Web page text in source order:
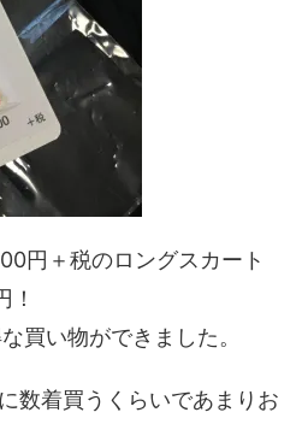
円＋税のロングスカート
買い物ができました。
数着買うくらいであまりお